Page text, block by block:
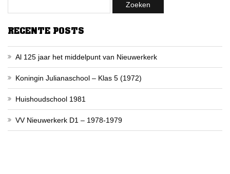
RECENTE POSTS
Al 125 jaar het middelpunt van Nieuwerkerk
Koningin Julianaschool – Klas 5 (1972)
Huishoudschool 1981
VV Nieuwerkerk D1 – 1978-1979